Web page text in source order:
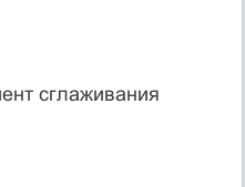
сглаживания